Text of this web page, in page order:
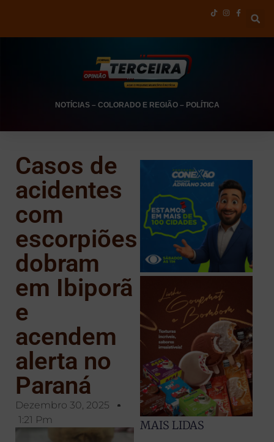
NOTÍCIAS– COLORADO E REGIÃO– POLÍTICA
Casos de
acidentes
com
escorpiões
dobram
em Ibiporã
e
acendem
alerta no
Paraná
Dezembro 30, 2025
1:21 Pm
MAIS LIDAS